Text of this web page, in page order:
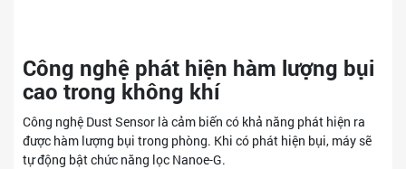
Công nghệ phát hiện hàm lượng bụi
cao trong không khí
Công nghệ Dust Sensor là cảm biến có khả năng phát hiện ra
được hàm lượng bụi trong phòng. Khi có phát hiện bụi, máy sẽ
tự động bật chức năng lọc Nanoe-G.